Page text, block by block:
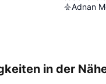
Adnan
in der